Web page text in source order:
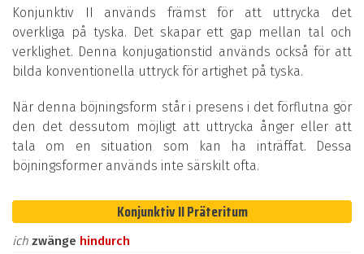
Konjunktiv II används främst för att uttrycka det
overkliga på tyska. Det skapar ett gap mellan tal och
verklighet. Denna konjugationstid används också för att
bilda konventionella uttryck för artighet på tyska.
När denna böjningsform står i presens i det förflutna gör
den det dessutom möjligt att uttrycka ånger eller att
tala om en situation som kan ha inträffat. Dessa
böjningsformer används inte särskilt ofta.
Konjunktiv II Präteritum
ich zwänge hindurch